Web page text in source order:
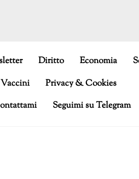
Diritto Economia
Vaccini
Privacy & Cookies
Seguimi su Telegram